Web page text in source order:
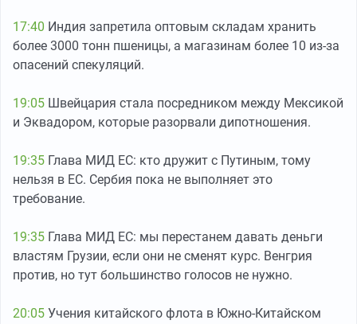
17:40 Индия запретила оптовым складам хранить
более 3000 тонн пшеницы, а магазинам более 10 из-за
опасений спекуляций.
19:05 Швейцария стала посредником между Мексикой
и Эквадором, которые разорвали дипотношения.
19:35 Глава МИД ЕС: кто дружит с Путиным, тому
нельзя в ЕС. Сербия пока не выполняет это
требование.
19:35 Глава МИД ЕС: мы перестанем давать деньги
властям Грузии, если они не сменят курс. Венгрия
против, но тут большинство голосов не нужно.
20:05 Учения китайского флота в Южно-Китайском